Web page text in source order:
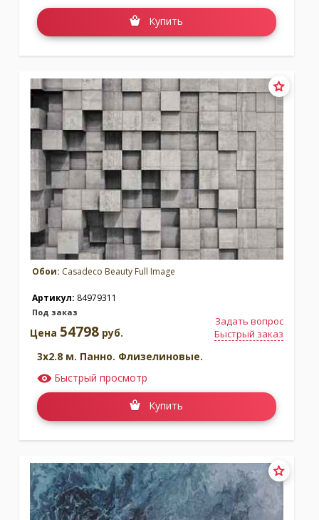
Купить
Обои: Casadeco Beauty Full Image
Артикул: 84979311
Под заказ
Задать вопрос
Быстрый заказ
Цена 54798 руб.
3x2.8 м. Панно. Флизелиновые.
Быстрый просмотр
Купить